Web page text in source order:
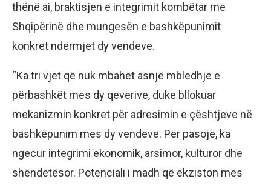
thënë ai, braktisjen e integrimit kombëtar me
Shqipërinë dhe mungesën e bashkëpunimit
konkret ndërmjet dy vendeve.
“Ka tri vjet që nuk mbahet asnjë mbledhje e
përbashkët mes dy qeverive, duke bllokuar
mekanizmin konkret për adresimin e çështjeve në
bashkëpunim mes dy vendeve. Për pasojë, ka
ngecur integrimi ekonomik, arsimor, kulturor dhe
shëndetësor. Potenciali i madh që ekziston mes